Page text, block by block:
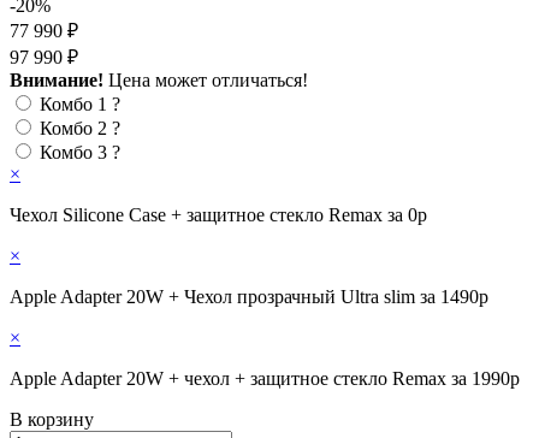
-20%
77 990 ₽
97 990 ₽
Внимание! Цена может отличаться!
Комбо 1 ?
Комбо 2 ?
Комбо 3 ?
×
Чехол Silicone Case + защитное стекло Remax за 0р
×
Apple Adapter 20W + Чехол прозрачный Ultra slim за 1490р
×
Apple Adapter 20W + чехол + защитное стекло Remax за 1990р
В корзину